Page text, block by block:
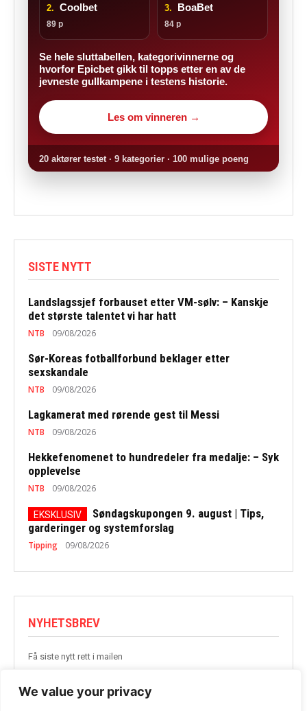
We value your privacy
2. Coolbet
89 p
3. BoaBet
84 p
Se hele sluttabellen, kategorivinnerne og
hvorfor Epicbet gikk til topps etter en av de
jevneste gullkampene i testens historie.
Les om vinneren →
20 aktører testet · 9 kategorier · 100 mulige poeng
SISTE NYTT
Landslagssjef forbauset etter VM-sølv: – Kanskje
det største talentet vi har hatt
NTB 09/08/2026
Sør-Koreas fotballforbund beklager etter
sexskandale
NTB 09/08/2026
Lagkamerat med rørende gest til Messi
NTB 09/08/2026
Hekkefenomenet to hundredeler fra medalje: – Syk
opplevelse
NTB 09/08/2026
Søndagskupongen 9. august | Tips,
garderinger og systemforslag
Tipping 09/08/2026
NYHETSBREV
Få siste nytt rett i mailen